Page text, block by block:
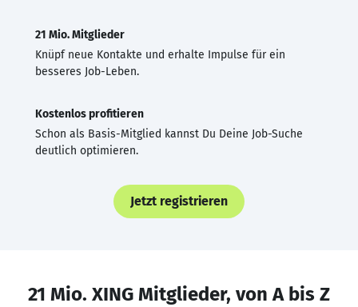
21 Mio. Mitglieder
Knüpf neue Kontakte und erhalte Impulse für ein
besseres Job-Leben.
Kostenlos profitieren
Schon als Basis-Mitglied kannst Du Deine Job-Suche
deutlich optimieren.
Jetzt registrieren
21 Mio. XING Mitglieder, von A bis Z